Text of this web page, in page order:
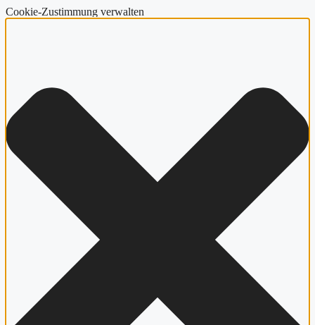
Cookie-Zustimmung verwalten